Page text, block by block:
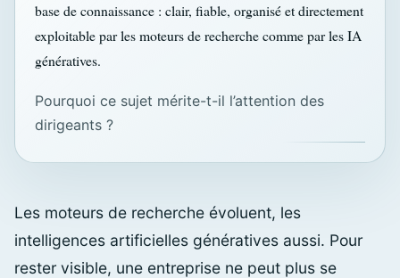
base de connaissance : clair, fiable, organisé et directement
exploitable par les moteurs de recherche comme par les IA
génératives.
Pourquoi ce sujet mérite-t-il l’attention des
dirigeants ?
Les moteurs de recherche évoluent, les
intelligences artificielles génératives aussi. Pour
rester visible, une entreprise ne peut plus se